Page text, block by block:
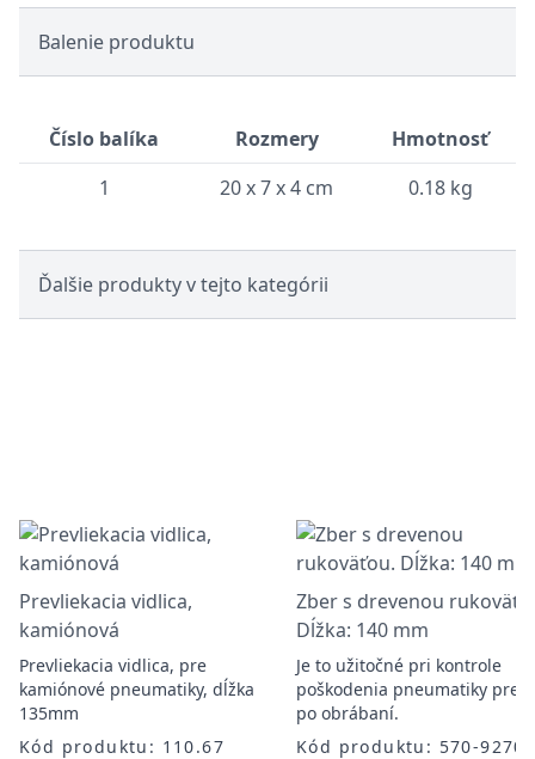
Balenie produktu
Číslo balíka Rozmery
Hmotnosť
1
20 x 7 x 4 cm 0.18 kg
Ďalšie produkty v tejto kategórii
Prevliekacia vidlica,
kamiónová
Prevliekacia vidlica, pre
kamiónové pneumatiky, dĺžka
135mm
Kód produktu: 110.67
Zber s drevenou
Dĺžka: 140 mm
Je to užitočné pri kontrole
poškodenia pneumatiky pred
po obrábaní.
Kód produktu: 570-9270